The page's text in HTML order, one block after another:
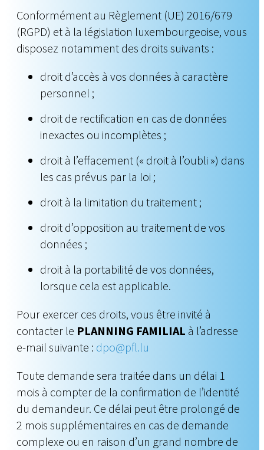
Conformément au Règlement (UE) 2016/679
(RGPD) et à la législation luxembourgeoise, vous
disposez notamment des droits suivants :
droit d’accès à vos données à caractère
personnel ;
droit de rectification en cas de données
inexactes ou incomplètes ;
droit à l’effacement (« droit à l’oubli ») dans
les cas prévus par la loi ;
droit à la limitation du traitement ;
droit d’opposition au traitement de vos
données ;
droit à la portabilité de vos données,
lorsque cela est applicable.
Pour exercer ces droits, vous être invité à
contacter le PLANNING FAMILIAL à l’adresse
e-mail suivante : dpo@pfl.lu
Toute demande sera traitée dans un délai 1
mois à compter de la confirmation de l’identité
du demandeur. Ce délai peut être prolongé de
2 mois supplémentaires en cas de demande
complexe ou en raison d’un grand nombre de